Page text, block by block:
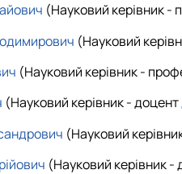
(Науковий керівник -
(Науковий
(Науковий керівник -
(Науковий керівник - доцент
(Науковий
(Науковий керівник -